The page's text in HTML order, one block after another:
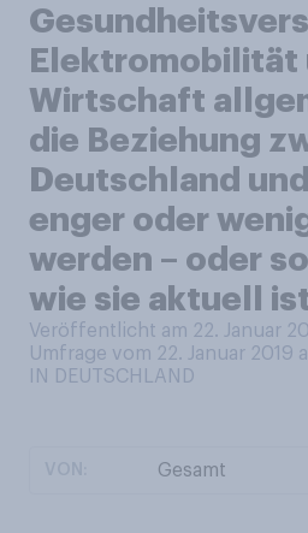
Elektromobilität
Wirtschaft
die Beziehung
Deutschland
enger oder
werden – oder
wie sie aktuell
Veröffentlicht am 22. Januar
Umfrage vom 22. Januar 2019
IN DEUTSCHLAND